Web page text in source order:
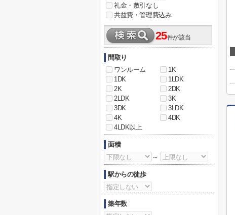
礼金・敷引なし
共益費・管理費込み
25件が該当
間取り
ワンルーム
1K
1DK
1LDK
2K
2DK
2LDK
3K
3DK
3LDK
4K
4DK
4LDK以上
面積
～
駅からの徒歩
築年数